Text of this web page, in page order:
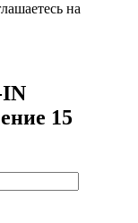
на
IN
15